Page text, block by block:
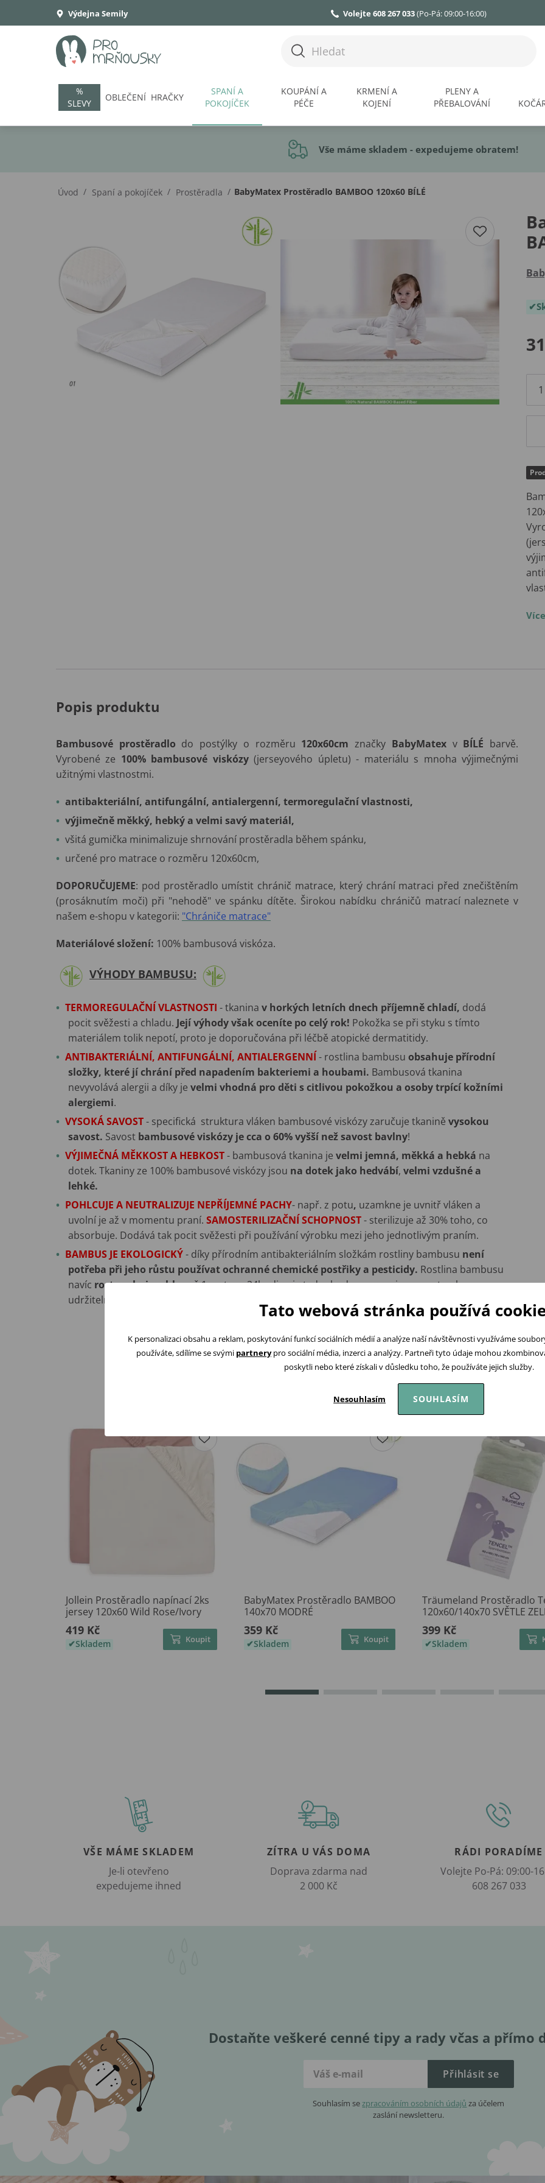
Výdejna Semily Volejte 608 267 033(Po-Pá: 09:00-16:00)
%
SLEVY
OBLEČENÍ HRAČKY
SPANÍ A
POKOJÍČEK
KOUPÁNÍ A
PÉČE
KRMENÍ A
KOJENÍ
PLENY A
PŘEBALOVÁNÍ
Vše máme skladem - expedujeme obratem!
Úvod / Spaní a pokojíček / Prostěradla / BabyMatex Prostěradlo BAMBOO 120x60 BÍLÉ
Popis produktu
Bambusové prostěradlo do postýlky o rozměru 120x60cm značky BabyMatexv BÍLÉ barvě.
Vyrobené ze 100% bambusové viskózy(jerseyového úpletu) - materiálu s mnoha výjimečnými
užitnými vlastnostmi.
antibakteriální, antifungální, antialergenní, termoregulační vlastnosti,
výjimečně měkký, hebký a velmi savý materiál,
všitá gumička minimalizuje shrnování prostěradla během spánku,
určené pro matrace o rozměru 120x60cm,
DOPORUČUJEME: pod prostěradlo umístit chránič matrace, který chrání matraci před znečištěním
(prosáknutím moči) při "nehodě" ve spánku dítěte. Širokou nabídku chráničů matrací naleznete v
našem e-shopu v kategorii: "Chrániče matrace"
Materiálové složení: 100% bambusová viskóza.
VÝHODY BAMBUSU:
TERMOREGULAČNÍ VLASTNOSTI - tkanina v horkých letních dnech příjemně chladí, dodá
pocit svěžesti a chladu. Její výhody však oceníte po celý rok! Pokožka se při styku s tímto
materiálem tolik nepotí, proto je doporučována při léčbě atopické dermatitidy.
ANTIBAKTERIÁLNÍ, ANTIFUNGÁLNÍ, ANTIALERGENNÍ- rostlina bambusu obsahuje přírodní
složky, které jí chrání před napadením bakteriemi a houbami. Bambusová tkanina
nevyvolává alergii a díky je velmi vhodná pro děti s citlivou pokožkou a osoby trpící kožními
alergiemi.
VYSOKÁ SAVOST- specifická struktura vláken bambusové viskózy zaručuje tkanině vysokou
savost. Savost bambusové viskózy je cca o 60% vyšší než savost bavlny!
VÝJIMEČNÁ MĚKKOST A HEBKOST- bambusová tkanina je velmi jemná, měkká a hebká na
dotek. Tkaniny ze 100% bambusové viskózy jsou na dotek jako hedvábí, velmi vzdušné a
lehké.
POHLCUJE A NEUTRALIZUJE NEPŘÍJEMNÉ PACHY- např. z potu, uzamkne je uvnitř vláken a
uvolní je až v momentu praní. SAMOSTERILIZAČNÍ SCHOPNOST- sterilizuje až 30% toho, co
absorbuje. Dodává tak pocit svěžesti při používání výrobku mezi jeho jednotlivým praním.
BAMBUS JE EKOLOGICKÝ- díky přírodním antibakteriálním složkám rostliny bambusu není
potřeba při jeho růstu používat ochranné chemické postřiky a pesticidy. Rostlina bambusu
navíc roste velmi rychle- až 1 metr za 24hodin - je tedy vhodnou surovinou pro trvale
udržitelný rozvoj.
Podobné produkty
Jollein Prostěradlo napínací 2ks
jersey 120x60 Wild Rose/Ivory
419 Kč
Skladem Koupit
BabyMatex Prostěradlo BAMBOO
140x70 MODRÉ
359 Kč
Skladem Koupit
Träumeland Prostěradlo
120x60/140x70 SVĚTLE
399 Kč
Skladem
VŠE MÁME SKLADEM
Je-li otevřeno
expedujeme ihned
ZÍTRA U VÁS DOMA
Doprava zdarma nad
2 000 Kč
RÁDI PORADÍME
Volejte Po-Pá: 09:00-
608 267 033
Dostaňte veškeré cenné tipy a rady včas a přímo
Přihlásit se
Souhlasím sezpracováním osobních údajů za účelem
zaslání newsletteru.
Tato webová stránka používá
K personalizaci obsahu a reklam, poskytování funkcí sociálních médií a analýze naší návštěvnosti využíváme
používáte, sdílíme se svými partnerypro sociální média, inzerci a analýzy. Partneři tyto údaje mohou
poskytli nebo které získali v důsledku toho, že používáte jejich služby.
Nesouhlasím SOUHLASÍM